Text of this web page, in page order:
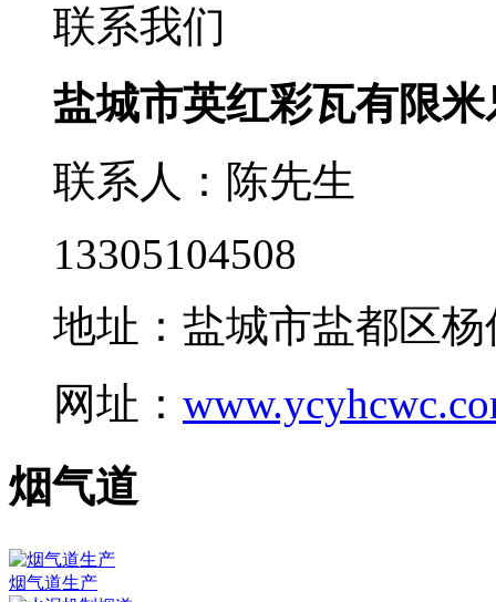
联系我们
盐城市英红彩瓦有限
联系人：陈先生
13305104508
地址：盐城市盐都区
网址：
烟气道
烟气道生产